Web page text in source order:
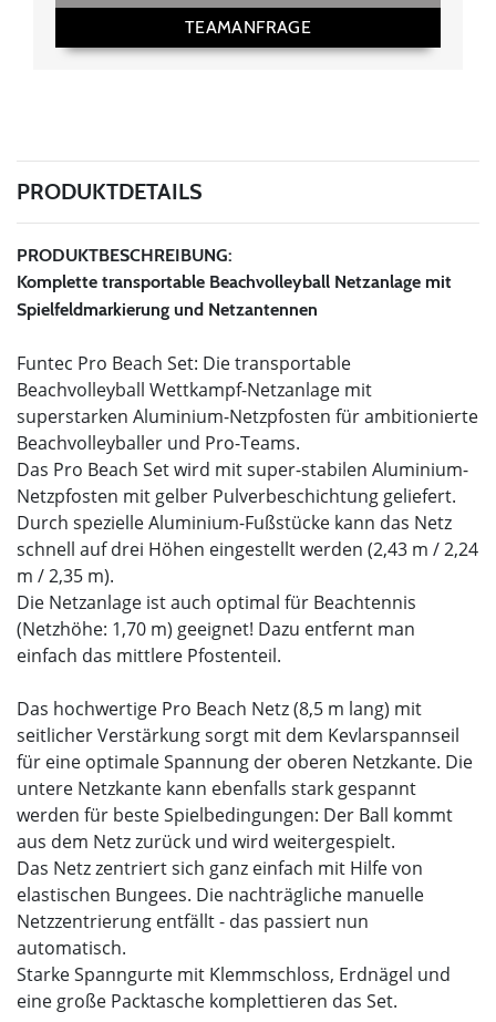
TEAMANFRAGE
PRODUKTDETAILS
PRODUKTBESCHREIBUNG:
Komplette transportable Beachvolleyball Netzanlage mit
Spielfeldmarkierung und Netzantennen
Funtec Pro Beach Set: Die transportable
Beachvolleyball Wettkampf-Netzanlage mit
superstarken Aluminium-Netzpfosten für ambitionierte
Beachvolleyballer und Pro-Teams.
Das Pro Beach Set wird mit super-stabilen Aluminium-
Netzpfosten mit gelber Pulverbeschichtung geliefert.
Durch spezielle Aluminium-Fußstücke kann das Netz
schnell auf drei Höhen eingestellt werden (2,43 m / 2,24
m / 2,35 m).
Die Netzanlage ist auch optimal für Beachtennis
(Netzhöhe: 1,70 m) geeignet! Dazu entfernt man
einfach das mittlere Pfostenteil.
Das hochwertige Pro Beach Netz (8,5 m lang) mit
seitlicher Verstärkung sorgt mit dem Kevlarspannseil
für eine optimale Spannung der oberen Netzkante. Die
untere Netzkante kann ebenfalls stark gespannt
werden für beste Spielbedingungen: Der Ball kommt
aus dem Netz zurück und wird weitergespielt.
Das Netz zentriert sich ganz einfach mit Hilfe von
elastischen Bungees. Die nachträgliche manuelle
Netzzentrierung entfällt - das passiert nun
automatisch.
Starke Spanngurte mit Klemmschloss, Erdnägel und
eine große Packtasche komplettieren das Set.